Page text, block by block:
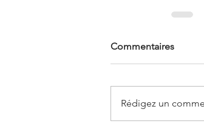
Commentaires
Rédigez un